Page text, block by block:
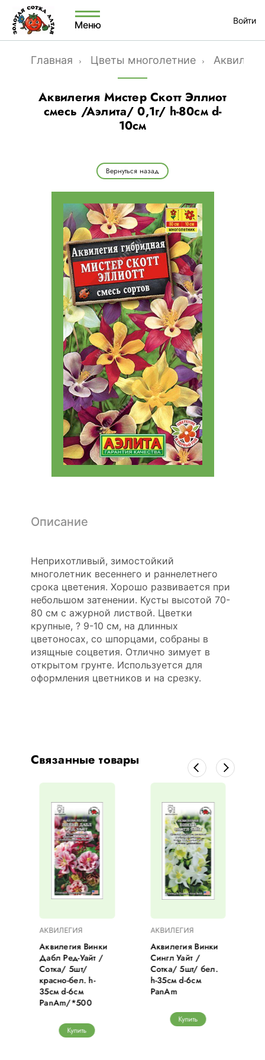
Меню Войти
Главная Цветы многолетние
Аквилегия Мистер Скотт Эллиот
смесь /Аэлита/ 0,1г/ h-80см d-
10см
Вернуться назад
Описание
Неприхотливый, зимостойкий
многолетник весеннего и раннелетнего
срока цветения. Хорошо развивается при
небольшом затенении. Кусты высотой 70-
80 см с ажурной листвой. Цветки
крупные, ? 9-10 см, на длинных
цветоносах, со шпорцами, собраны в
изящные соцветия. Отлично зимует в
открытом грунте. Используется для
оформления цветников и на срезку.
Связанные товары
АКВИЛЕГИЯ
Аквилегия Винки
Дабл Ред-Уайт /
Сотка/ 5шт/
красно-бел. h-
35см d-6см
PanAm/*500
Купить
АКВИЛЕГИЯ
Аквилегия Винки
Сингл Уайт /
Сотка/ 5шт/ бел.
h-35см d-6см
PanAm
Купить